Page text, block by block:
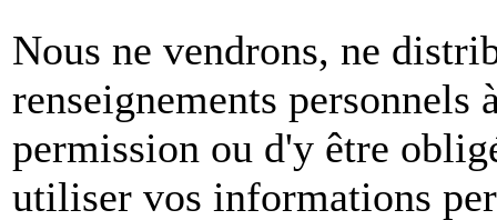
Nous ne vendrons, ne
renseignements
permission ou d'y être
utiliser vos informations